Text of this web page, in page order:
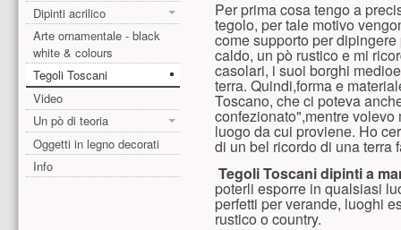
Dipinti acrilico
Arte ornamentale - black
white & colours
Tegoli Toscani
Video
Un pò di teoria
Oggetti in legno decorati
Info
Per prima cosa tengo a
tegolo, per tale motivo
come supporto per
caldo, un pò rustico e mi
casolari, i suoi borghi
terra. Quindi,forma e
Toscano, che ci poteva
confezionato",mentre
luogo da cui proviene. Ho
di un bel ricordo di una terra
Tegoli Toscani dipinti a
poterli esporre in qualsiasi
perfetti per verande, luoghi
rustico o country.